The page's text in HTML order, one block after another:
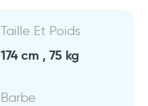
Taille Et Poids
174 cm , 75 kg
Barbe